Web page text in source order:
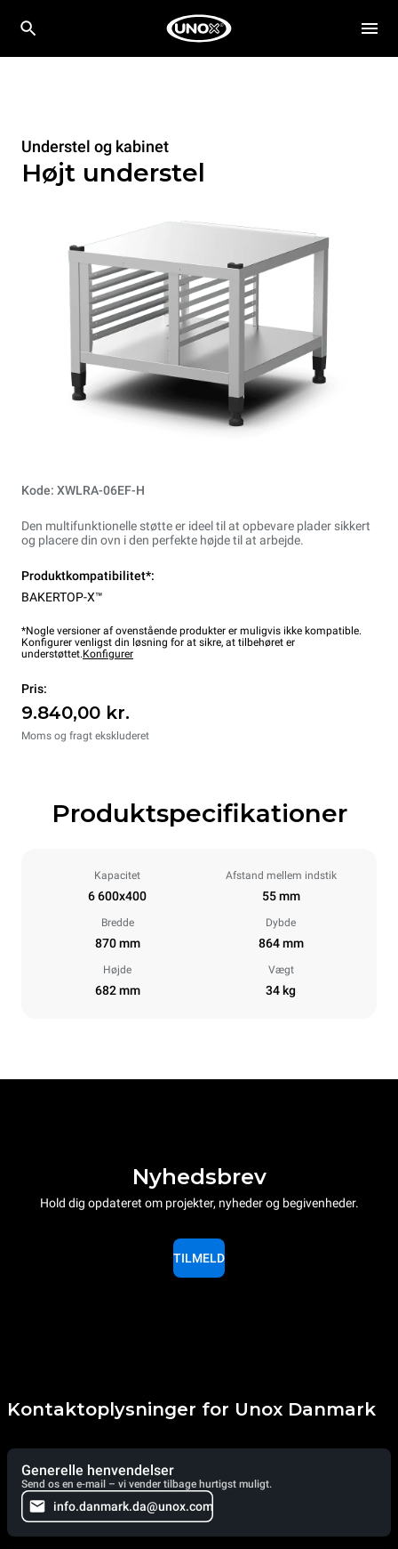
Understel og kabinet
Højt understel
Kode: XWLRA-06EF-H
Den multifunktionelle støtte er ideel til at opbevare plader sikkert
og placere din ovn i den perfekte højde til at arbejde.
Produktkompatibilitet*:
BAKERTOP-X™
*Nogle versioner af ovenstående produkter er muligvis ikke kompatible.
Konfigurer venligst din løsning for at sikre, at tilbehøret er
understøttet.Konfigurer
Pris:
9.840,00 kr.
Moms og fragt ekskluderet
Produktspecifikationer
Kapacitet
6 600x400
Afstand mellem indstik
55 mm
Bredde
870 mm
Dybde
864 mm
Højde
682 mm
Vægt
34 kg
Nyhedsbrev
Hold dig opdateret om projekter, nyheder og begivenheder.
TILMELD
Kontaktoplysninger for Unox Danmark
Generelle henvendelser
Send os en e-mail – vi vender tilbage hurtigst muligt.
info.danmark.da@unox.com